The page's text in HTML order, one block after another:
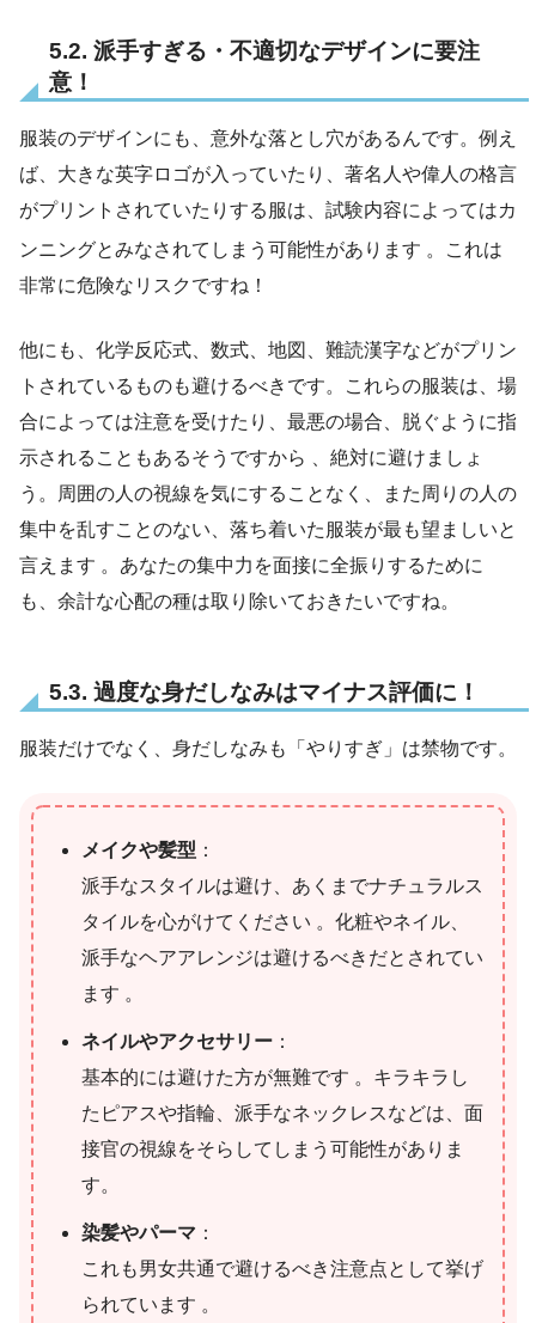
5.2. 派手すぎる・不適切なデザインに要注
意！
服装のデザインにも、意外な落とし穴があるんです。例え
ば、大きな英字ロゴが入っていたり、著名人や偉人の格言
がプリントされていたりする服は、試験内容によってはカ
ンニングとみなされてしまう可能性があります 。これは
非常に危険なリスクですね！
他にも、化学反応式、数式、地図、難読漢字などがプリン
トされているものも避けるべきです。これらの服装は、場
合によっては注意を受けたり、最悪の場合、脱ぐように指
示されることもあるそうですから 、絶対に避けましょ
う。周囲の人の視線を気にすることなく、また周りの人の
集中を乱すことのない、落ち着いた服装が最も望ましいと
言えます 。あなたの集中力を面接に全振りするために
も、余計な心配の種は取り除いておきたいですね。
5.3. 過度な身だしなみはマイナス評価に！
服装だけでなく、身だしなみも「やりすぎ」は禁物です。
メイクや髪型 ：
派手なスタイルは避け、あくまでナチュラルス
タイルを心がけてください 。化粧やネイル、
派手なヘアアレンジは避けるべきだとされてい
ます 。
ネイルやアクセサリー ：
基本的には避けた方が無難です 。キラキラし
たピアスや指輪、派手なネックレスなどは、面
接官の視線をそらしてしまう可能性がありま
す。
染髪やパーマ ：
これも男女共通で避けるべき注意点として挙げ
られています 。